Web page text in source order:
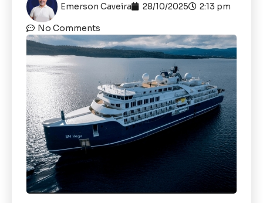
Emerson Caveira 28/10/2025 2:13 pm
No Comments